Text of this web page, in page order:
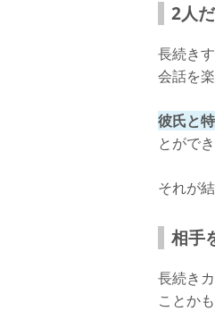
2人
長続き
会話を
彼氏と
とができ
それが
相手
長続き
ことか